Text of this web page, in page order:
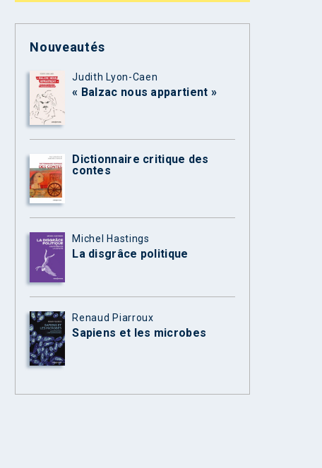
Nouveautés
Judith Lyon-Caen
« Balzac nous appartient »
Dictionnaire critique des
contes
Michel Hastings
La disgrâce politique
Renaud Piarroux
Sapiens et les microbes